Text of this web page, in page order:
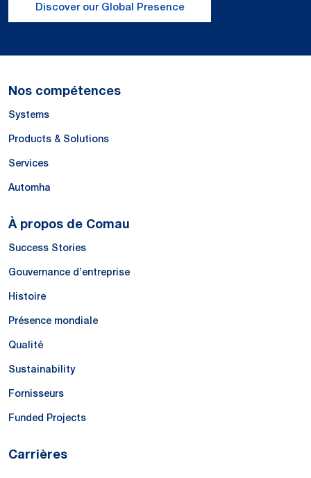
Discover our Global Presence
Nos compétences
Systems
Products & Solutions
Services
Automha
À propos de Comau
Success Stories
Gouvernance d’entreprise
Histoire
Présence mondiale
Qualité
Sustainability
Fornisseurs
Funded Projects
Carrières